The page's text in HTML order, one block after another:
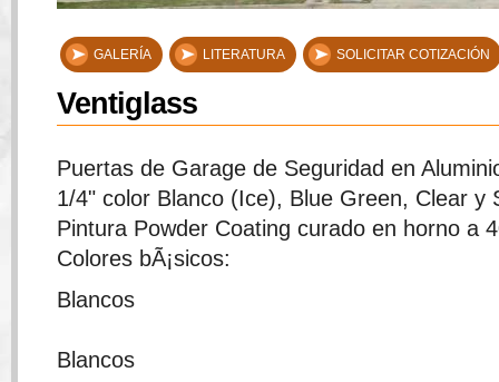
GALERÍA LITERATURA SOLICITAR COTIZACIÓN
Ventiglass
Puertas de Garage de Seguridad en
1/4" color Blanco (Ice), Blue Green, Clear y
Pintura Powder Coating curado en horno a
Colores bÃ¡sicos:
Blancos
Blancos